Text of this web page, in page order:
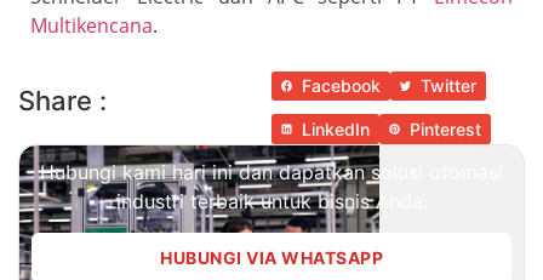
Multikencana.
Share : Facebook Twitter
LinkedIn Pinterest
Hubungi kami hari ini dan dapatkan solusi otomasi
industri terbaik untuk bisnis Anda.
HUBUNGI VIA WHATSAPP